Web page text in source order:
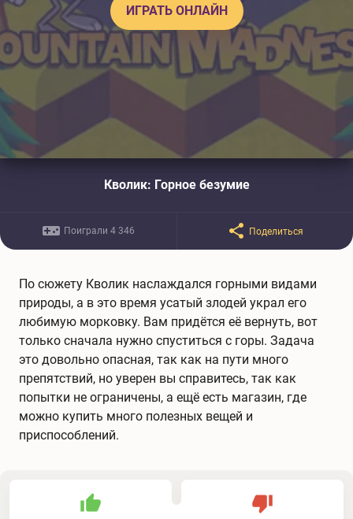
ИГРАТЬ ОНЛАЙН
Кволик: Горное безумие
Поиграли 4 346 Поделиться
По сюжету Кволик наслаждался горными видами
природы, а в это время усатый злодей украл его
любимую морковку. Вам придётся её вернуть, вот
только сначала нужно спуститься с горы. Задача
это довольно опасная, так как на пути много
препятствий, но уверен вы справитесь, так как
попытки не ограничены, а ещё есть магазин, где
можно купить много полезных вещей и
приспособлений.